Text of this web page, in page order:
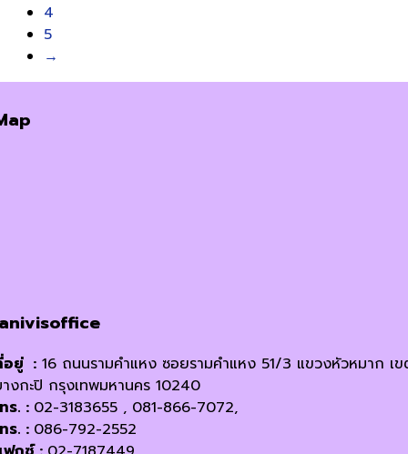
4
5
→
อยู่ : 16 ถนนรามคำแหง ซอยรามคำแหง 51/3 แขวงหัวหมาก เ
งกะปิ กรุงเทพมหานคร 10240
ร. : 02-3183655 , 081-866-7072,
ร. : 086-792-2552